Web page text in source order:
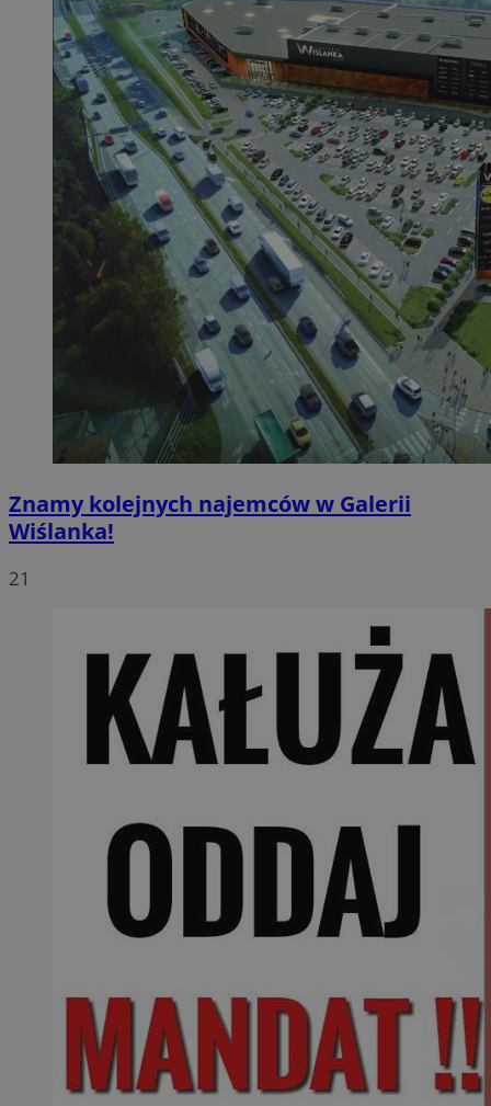
Znamy kolejnych najemców w Galerii
Wiślanka!
21